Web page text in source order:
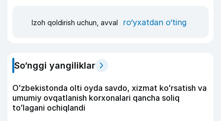
Izoh qoldirish uchun, avval ro‘yxatdan o‘ting
So‘nggi yangiliklar
Oʻzbekistonda olti oyda savdo, xizmat koʻrsatish va
umumiy ovqatlanish korxonalari qancha soliq
toʻlagani ochiqlandi